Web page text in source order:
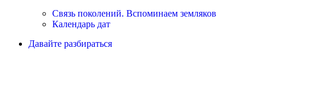
Связь поколений. Вспоминаем земляков
Календарь дат
Давайте разбираться